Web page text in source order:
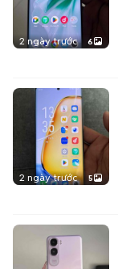
2 ngày trước 6
2 ngày trước 5